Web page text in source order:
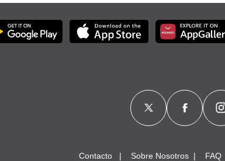
Contacto Sobre Nosotros FAQ